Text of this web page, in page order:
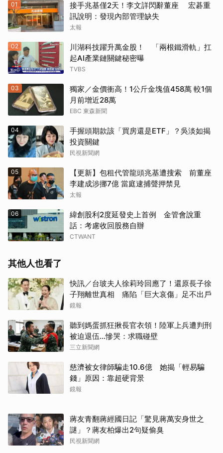
01
接手兆基僅2天！李文詳閃辭董座 宏碁重
訊說明：發現內部管理缺失
太報
02
川湖科技躍升萬金股！ 「兩根鐵滑軌」扛
起AI產業鏈關鍵秘密曝
TVBS
03
獨家／金價衝高！1公斤金塊值458萬 較1個
月前增近28萬
EBC 東森新聞
04
手握頭期款該「買房還是ETF」？吳淡如揭
投資關鍵
民視新聞網
05
【更新】包租代管龍頭兆基遭搜索 前董座
李建成涉挪7億 當庭逮捕聲押禁見
太報
06
緯創股利2度延發史上首例 金管會說重
話：考慮收回股務自辦
CTWANT
其他人也看了
快訊／台玻夫人徐莉玲回應了！還原長子徐
子翔離世真相 痛陷「巨大哀傷」足不出戶
鏡報
聽到媽蛋抓狂揪長官衣領！陸軍上兵遭判刑
被迫退伍…慘哭：求職碰壁
三立新聞網
慈濟被女律師騙走10.6億 她揭「輕易騙
錢」原因：靠超硬背景
鏡報
蔣友青翻蔣經國日記「驚見蔣萬安身世之
謎」？蔣友柏爆出2句疑偷臭
民視新聞網